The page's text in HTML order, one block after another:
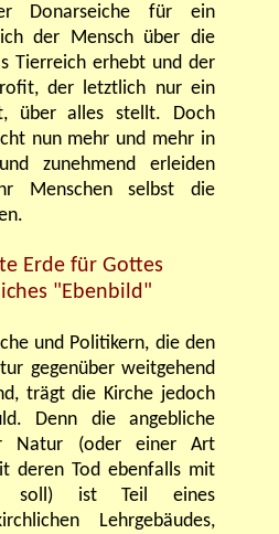
Donarseiche für ein
der Mensch über die
Tierreich erhebt und der
der letztlich nur ein
über alles stellt. Doch
nun mehr und mehr in
zunehmend erleiden
Menschen selbst die
Erde für Gottes
"Ebenbild"
und Politikern, die den
gegenüber weitgehend
trägt die Kirche jedoch
Denn die angebliche
Natur (oder einer Art
deren Tod ebenfalls mit
soll) ist Teil eines
Lehrgebäudes,